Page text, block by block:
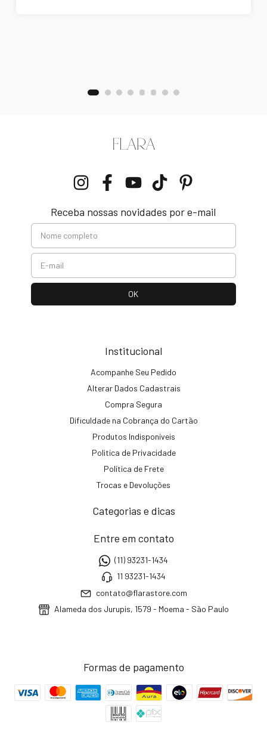
Receba nossas novidades por e-mail
Institucional
Acompanhe Seu Pedido
Alterar Dados Cadastrais
Compra Segura
Dificuldade na Cobrança do Cartão
Produtos Indisponíveis
Politica de Privacidade
Política de Frete
Trocas e Devoluções
Categorias e dicas
Entre em contato
(11) 93231-1434
11 93231-1434
contato@flarastore.com
Alameda dos Jurupis, 1579 - Moema - São Paulo
Formas de pagamento